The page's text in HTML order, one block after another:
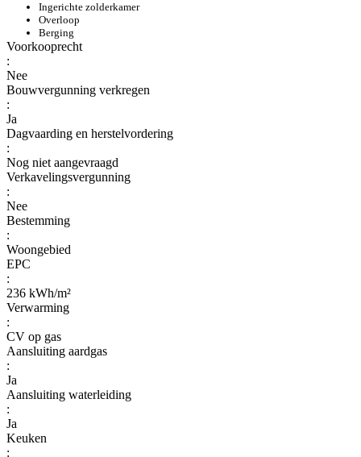
Ingerichte zolderkamer
Overloop
Berging
Voorkooprecht
:
Nee
Bouwvergunning verkregen
:
Ja
Dagvaarding en herstelvordering
:
Nog niet aangevraagd
Verkavelingsvergunning
:
Nee
Bestemming
:
Woongebied
EPC
:
236 kWh/m²
Verwarming
:
CV op gas
Aansluiting aardgas
:
Ja
Aansluiting waterleiding
:
Ja
Keuken
: